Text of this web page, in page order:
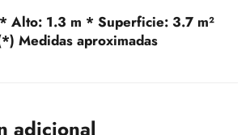
Alto: 1.3 m * Superficie: 3.7 m²
Medidas aproximadas
adicional